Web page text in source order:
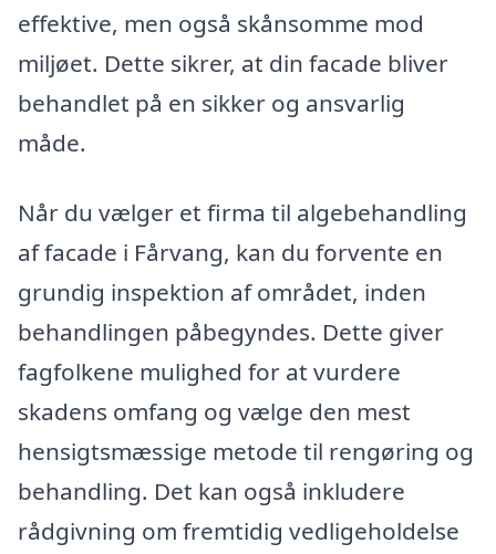
effektive, men også skånsomme mod
miljøet. Dette sikrer, at din facade bliver
behandlet på en sikker og ansvarlig
måde.
Når du vælger et firma til algebehandling
af facade i Fårvang, kan du forvente en
grundig inspektion af området, inden
behandlingen påbegyndes. Dette giver
fagfolkene mulighed for at vurdere
skadens omfang og vælge den mest
hensigtsmæssige metode til rengøring og
behandling. Det kan også inkludere
rådgivning om fremtidig vedligeholdelse